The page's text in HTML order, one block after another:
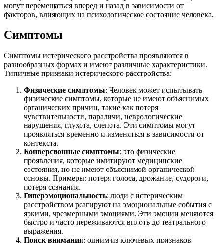
могут перемещаться вперед и назад в зависимости от
факторов, влияющих на психологическое состояние человека.
Симптомы
Симптомы истерического расстройства проявляются в
разнообразных формах и имеют различные характеристики.
Типичные признаки истерического расстройства:
Физические симптомы: Человек может испытывать
физические симптомы, которые не имеют объяснимых
органических причин, такие как потеря
чувствительности, параличи, неврологические
нарушения, глухота, слепота. Эти симптомы могут
проявляться временно и изменяться в зависимости от
контекста.
Конверсионные симптомы: это физические
проявления, которые имитируют медицинские
состояния, но не имеют объяснимой органической
основы. Примеры: потеря голоса, дрожание, судороги,
потеря сознания.
Гиперэмоциональность: люди с истерическим
расстройством реагируют на эмоциональные события с
яркими, чрезмерными эмоциями. Эти эмоции меняются
быстро и часто переживаются вплоть до театрального
выражения.
Поиск внимания: одним из ключевых признаков